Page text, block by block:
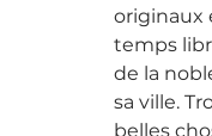
originaux
temps
de la
sa ville.
belles